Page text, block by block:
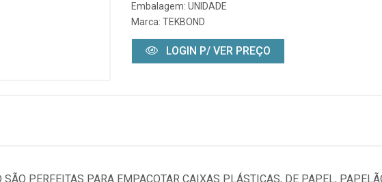
Embalagem: UNIDADE
Marca: TEKBOND
LOGIN P/ VER PREÇO
PERFEITAS PARA EMPACOTAR CAIXAS PLÁSTICAS, DE PAPEL,